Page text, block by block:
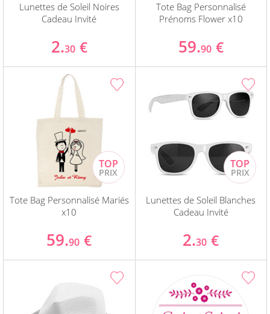
Lunettes de Soleil Noires
Cadeau Invité
2.30 €
Tote Bag Personnalisé
Prénoms Flower x10
59.90 €
Tote Bag Personnalisé Mariés
x10
59.90 €
Lunettes de Soleil Blanches
Cadeau Invité
2.30 €